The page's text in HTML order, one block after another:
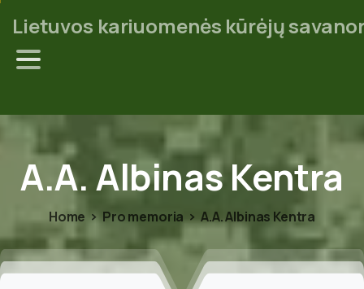
Lietuvos kariuomenės kūrėjų
A.A. AlbinasKentra
Home Pro memoria A.A. Albinas Kentra